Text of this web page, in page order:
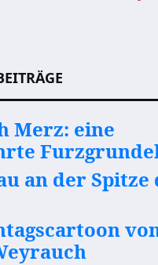
Merz: eine
an der Spitze